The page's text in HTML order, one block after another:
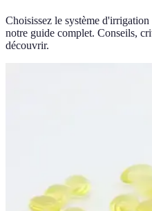
Choisissez le système
notre guide complet. Conseils,
découvrir.